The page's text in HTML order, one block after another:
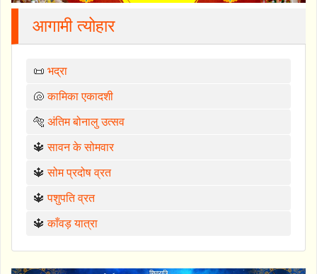
आगामी त्योहार
📜 भद्रा
🐚कामिका एकादशी
🐅 अंतिम बोनालु उत्सव
🔱सावन के सोमवार
🔱सोम प्रदोष व्रत
🔱पशुपति व्रत
🔱काँवड़ यात्रा